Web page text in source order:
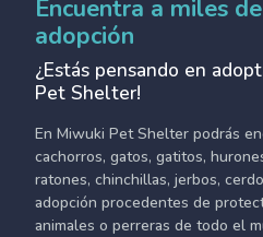
Encuentra a miles
adopción
¿Estás pensando en
Pet Shelter!
En Miwuki Pet Shelter podrás
cachorros, gatos, gatitos,
ratones, chinchillas, jerbos,
adopción procedentes de
animales o perreras de todo el